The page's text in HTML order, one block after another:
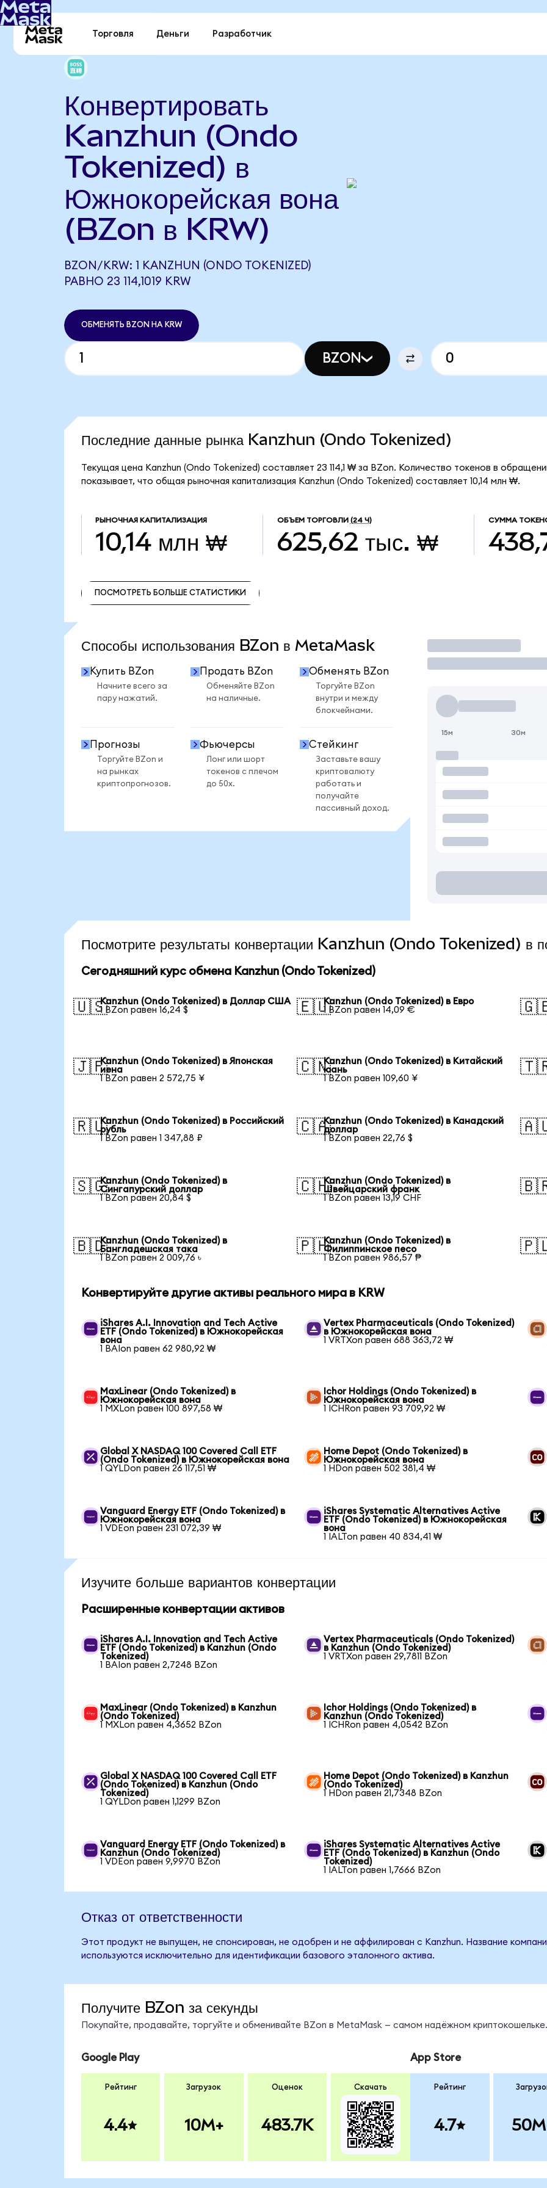
Торговля Деньги Разработчик
Конвертировать
Kanzhun (Ondo
Tokenized) в
Южнокорейская вона
(BZon в KRW)
BZON/KRW: 1 KANZHUN (ONDO TOKENIZED)
РАВНО 23 114,1019 KRW
ОБМЕНЯТЬ BZON НА KRW
BZON
Последние данные рынка Kanzhun (Ondo Tokenized)
Текущая цена Kanzhun (Ondo Tokenized) составляет 23 114,1 ₩ за BZon. Количество токенов в
показывает, что общая рыночная капитализация Kanzhun (Ondo Tokenized) составляет 10,14 млн ₩.
РЫНОЧНАЯ КАПИТАЛИЗАЦИЯ
10,14 млн ₩
ОБЪЕМ ТОРГОВЛИ (24 Ч)
625,62 тыс. ₩
СУММА
ПОСМОТРЕТЬ БОЛЬШЕ СТАТИСТИКИ
Способы использования BZon в MetaMask
Купить BZon
Начните всего за
пару нажатий.
Продать BZon
Обменяйте BZon
на наличные.
Обменять BZon
Торгуйте BZon
внутри и между
блокчейнами.
Прогнозы
Торгуйте BZon и
на рынках
криптопрогнозов.
Фьючерсы
Лонг или шорт
токенов с плечом
до 50x.
Стейкинг
Заставьте вашу
криптовалюту
работать и
получайте
пассивный доход.
Торговать
15м 30м
Посмотрите результаты конвертации Kanzhun (Ondo Tokenized) в
Сегодняшний курс обмена Kanzhun (Ondo Tokenized)
🇺🇸Kanzhun (Ondo Tokenized) в Доллар США
1 BZon равен 16,24 $
🇪🇺Kanzhun (Ondo Tokenized) в Евро
1 BZon равен 14,09 €
🇯🇵Kanzhun (Ondo Tokenized) в Японская
иена
1 BZon равен 2 572,75 ¥
🇨🇳Kanzhun (Ondo Tokenized) в Китайский
юань
1 BZon равен 109,60 ¥
🇷🇺Kanzhun (Ondo Tokenized) в Российский
рубль
1 BZon равен 1 347,88 ₽
🇨🇦Kanzhun (Ondo Tokenized) в Канадский
доллар
1 BZon равен 22,76 $
🇸🇬Kanzhun (Ondo Tokenized) в
Сингапурский доллар
1 BZon равен 20,84 $
🇨🇭Kanzhun (Ondo Tokenized) в
Швейцарский франк
1 BZon равен 13,19 CHF
🇧🇩Kanzhun (Ondo Tokenized) в
Бангладешская така
1 BZon равен 2 009,76 ৳
🇵🇭Kanzhun (Ondo Tokenized) в
Филиппинское песо
1 BZon равен 986,57 ₱
Конвертируйте другие активы реального мира в KRW
iShares A.I. Innovation and Tech Active
ETF (Ondo Tokenized) в Южнокорейская
вона
1 BAIon равен 62 980,92 ₩
Vertex Pharmaceuticals (Ondo Tokenized)
в Южнокорейская вона
1 VRTXon равен 688 363,72 ₩
MaxLinear (Ondo Tokenized) в
Южнокорейская вона
1 MXLon равен 100 897,58 ₩
Ichor Holdings (Ondo Tokenized) в
Южнокорейская вона
1 ICHRon равен 93 709,92 ₩
Global X NASDAQ 100 Covered Call ETF
(Ondo Tokenized) в Южнокорейская вона
1 QYLDon равен 26 117,51 ₩
Home Depot (Ondo Tokenized) в
Южнокорейская вона
1 HDon равен 502 381,4 ₩
Vanguard Energy ETF (Ondo Tokenized) в
Южнокорейская вона
1 VDEon равен 231 072,39 ₩
iShares Systematic Alternatives Active
ETF (Ondo Tokenized) в Южнокорейская
вона
1 IALTon равен 40 834,41 ₩
Изучите больше вариантов конвертации
Расширенные конвертации активов
iShares A.I. Innovation and Tech Active
ETF (Ondo Tokenized) в Kanzhun (Ondo
Tokenized)
1 BAIon равен 2,7248 BZon
Vertex Pharmaceuticals (Ondo Tokenized)
в Kanzhun (Ondo Tokenized)
1 VRTXon равен 29,7811 BZon
MaxLinear (Ondo Tokenized) в Kanzhun
(Ondo Tokenized)
1 MXLon равен 4,3652 BZon
Ichor Holdings (Ondo Tokenized) в
Kanzhun (Ondo Tokenized)
1 ICHRon равен 4,0542 BZon
Global X NASDAQ 100 Covered Call ETF
(Ondo Tokenized) в Kanzhun (Ondo
Tokenized)
1 QYLDon равен 1,1299 BZon
Home Depot (Ondo Tokenized) в Kanzhun
(Ondo Tokenized)
1 HDon равен 21,7348 BZon
Vanguard Energy ETF (Ondo Tokenized) в
Kanzhun (Ondo Tokenized)
1 VDEon равен 9,9970 BZon
iShares Systematic Alternatives Active
ETF (Ondo Tokenized) в Kanzhun (Ondo
Tokenized)
1 IALTon равен 1,7666 BZon
Отказ от ответственности
Этот продукт не выпущен, не спонсирован, не одобрен и не аффилирован с Kanzhun. Название
используются исключительно для идентификации базового эталонного актива.
Получите BZon за секунды
Покупайте, продавайте, торгуйте и обменивайте BZon в MetaMask — самом надёжном криптокошельке.
Google Play
Рейтинг
4.4
Загрузок
10M+
Оценок
483.7K
Скачать
App Store
Рейтинг
4.7